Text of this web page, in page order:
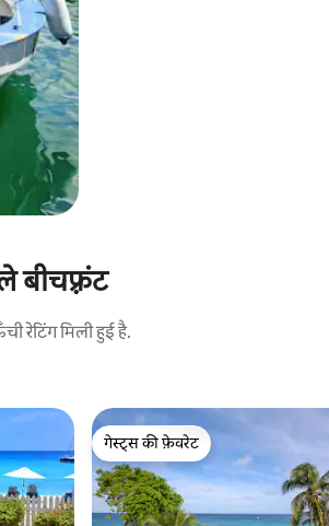
बीचफ़्रंट
रेटिंग मिली हुई है.
गेस्ट्स की फ़ेवरेट
गेस्ट्स की फ़ेवरेट